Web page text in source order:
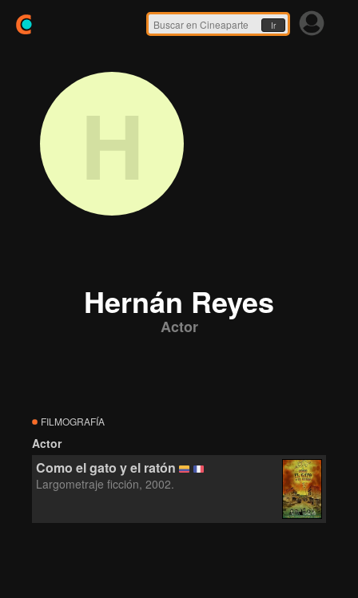
Ir
H
Hernán Reyes
Actor
FILMOGRAFÍA
Actor
Como el gato y el ratón
Largometraje ficción, 2002.